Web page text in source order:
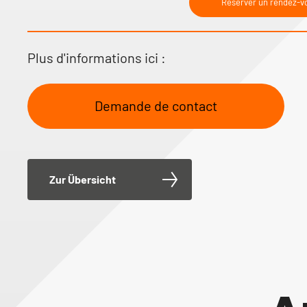
Réserver un rendez-
Plus d'informations ici :
Demande de contact
Zur Übersicht